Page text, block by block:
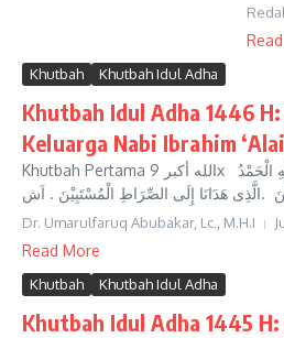
Khutbah Khutbah Idul Adha
Khutbah Idul Adha 1446
Keluarga Nabi Ibrahim
Khutbah Pertama الله أكبر 9x لاَ اِلهَ اِلاَّ اللهُ ، الله أكبر ، وَلِلَّهِ الْحَمْدُ
Dr. Umarulfaruq Abubakar, Lc., M.H.I
Read More
Khutbah Khutbah Idul Adha
Khutbah Idul Adha 1445